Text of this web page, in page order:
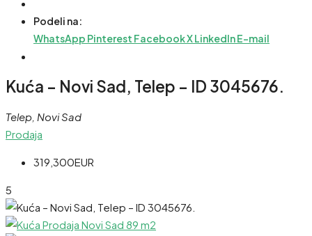
Podeli na:
WhatsApp Pinterest FacebookXLinkedInE-mail
Kuća – Novi Sad, Telep – ID 3045676.
Telep, Novi Sad
Prodaja
319,300EUR
5